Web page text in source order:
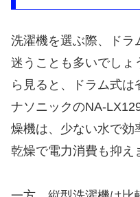
洗濯機を選ぶ際、ドラ
迷うことも多いでしょ
ら見ると、ドラム式
ナソニックのNA-
燥機は、少ない水で効
乾燥で電力消費も抑え